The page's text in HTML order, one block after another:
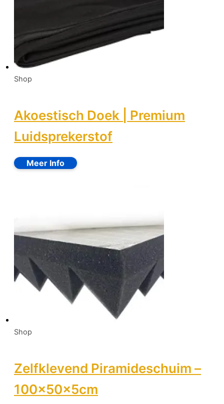
Shop
Akoestisch Doek | Premium
Luidsprekerstof
Shop
Zelfklevend Piramideschuim –
100x50x5cm